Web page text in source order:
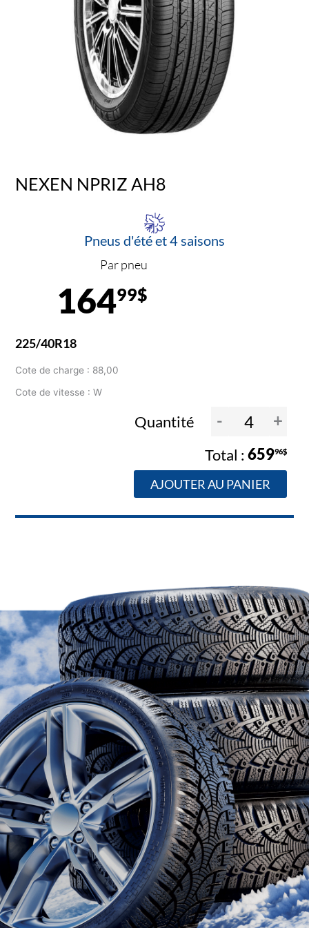
NEXEN NPRIZ AH8
Pneus d'été et 4 saisons
Par pneu
16499$
225/40R18
Cote de charge : 88,00
Cote de vitesse : W
Quantité - +
65996$
AJOUTER AU PANIER